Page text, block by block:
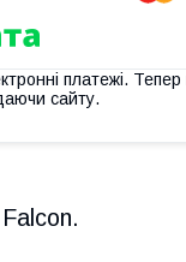
платежі.
сайту.